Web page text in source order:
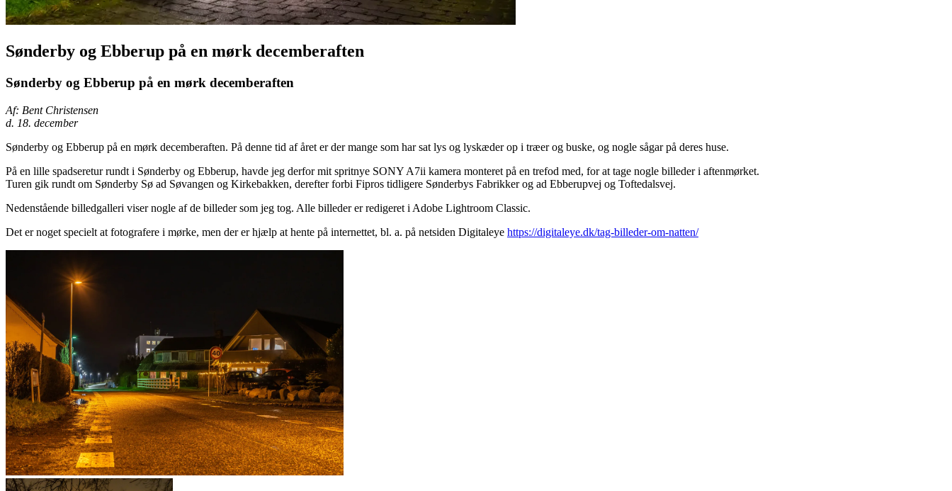
Sønderby og Ebberup på en mørk decemberaften
Sønderby og Ebberup på en mørk decemberaften
Af: Bent Christensen
d. 18. december
Sønderby og Ebberup på en mørk decemberaften. På denne tid af året er der mange som har sat lys og lyskæder op i træer og buske, og nogle sågar på deres huse.
På en lille spadseretur rundt i Sønderby og Ebberup, havde jeg derfor mit spritnye SONY A7ii kamera monteret på en trefod med, for at tage nogle billeder i aftenmørket.
Turen gik rundt om Sønderby Sø ad Søvangen og Kirkebakken, derefter forbi Fipros tidligere Sønderbys Fabrikker og ad Ebberupvej og Toftedalsvej.
Nedenstående billedgalleri viser nogle af de billeder som jeg tog. Alle billeder er redigeret i Adobe Lightroom Classic.
Det er noget specielt at fotografere i mørke, men der er hjælp at hente på internettet, bl. a. på netsiden Digitaleye https://digitaleye.dk/tag-billeder-om-natten/
Rybergsvej set mod nord ved Snaven